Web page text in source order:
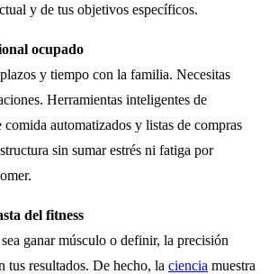
y de tus objetivos específicos.
ocupado
y tiempo con la familia. Necesitas
Herramientas inteligentes de
comida automatizados y listas de compras
sin sumar estrés ni fatiga por
del fitness
ganar músculo o definir, la precisión
tus resultados. De hecho, la ciencia muestra